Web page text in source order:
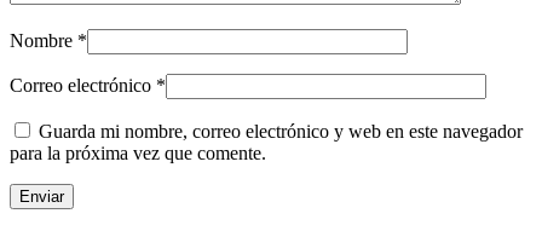
Nombre *
Correo electrónico *
Guarda mi nombre, correo electrónico y web en este navegador
para la próxima vez que comente.